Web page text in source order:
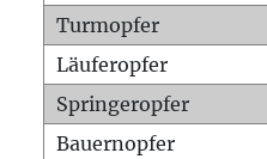
Turmopfer
Läuferopfer
Springeropfer
Bauernopfer